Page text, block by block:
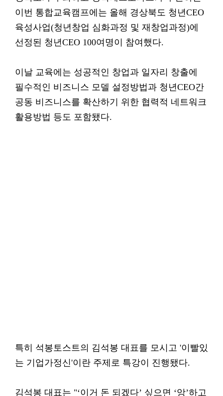
이번 통합교육캠프에는 올해 경상북도 청년CEO
육성사업(청년창업 심화과정 및 재창업과정)에
선정된 청년CEO 100여명이 참여했다.
이날 교육에는 성공적인 창업과 일자리 창출에
필수적인 비즈니스 모델 설정방법과 청년CEO간
공동 비즈니스를 확산하기 위한 협력적 네트워크
활용방법 등도 포함됐다.
특히 석봉토스트의 김석봉 대표를 모시고 '이빨있
는 기업가정신'이란 주제로 특강이 진행됐다.
김석봉 대표는 "‘이거 돈 되겠다’ 싶으면 ‘앙’하고